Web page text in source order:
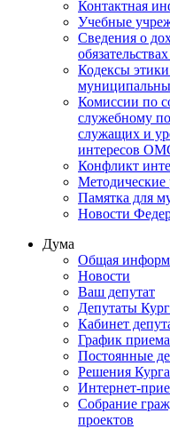
Контактная
Учебные
Сведения о
Кодексы
Комиссии по
служебному
служащих и
интересов
Конфликт
Методические
Памятка для
Новости
Дума
Общая
Новости
Ваш депутат
Депутаты
Кабинет
График
Постоянные
Решения
Интернет-
Собрание
проектов